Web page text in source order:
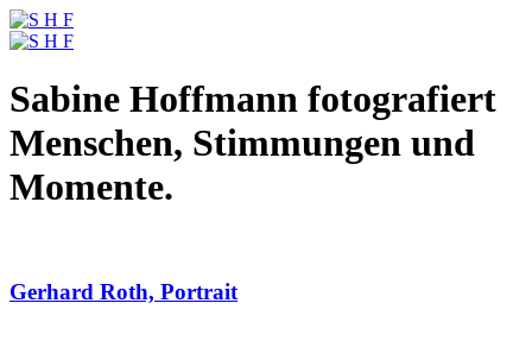
Sabine Hoffmann fotografiert
Menschen, Stimmungen und
Momente.
Gerhard Roth, Portrait